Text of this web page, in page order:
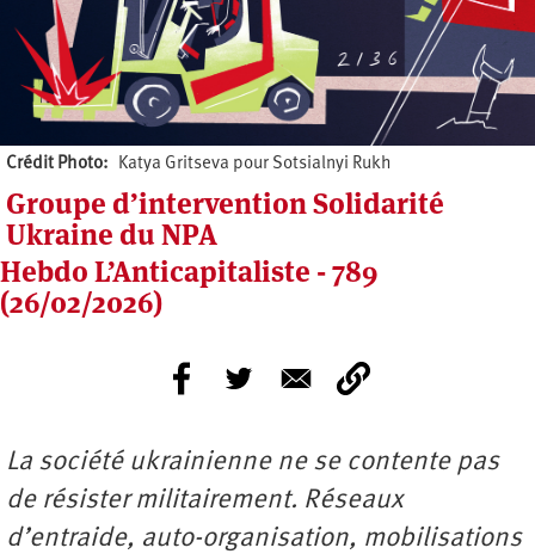
Crédit Photo Katya Gritseva pour Sotsialnyi Rukh
Groupe d’intervention Solidarité
Ukraine du NPA
Hebdo L’Anticapitaliste - 789
(26/02/2026)
La société ukrainienne ne se contente pas
de résister militairement. Réseaux
d’entraide, auto-organisation, mobilisations